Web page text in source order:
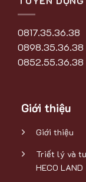
0817.35.36.38
0898.35.36.38
0852.55.36.38
Giới thiệu
Giới thiệu
Triết lý và
HECO LAND